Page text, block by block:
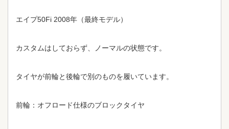
エイプ50Fi 2008年（最終モデル）
カスタムはしておらず、ノーマルの状態です。
タイヤが前輪と後輪で別のものを履いています。
前輪：オフロード仕様のブロックタイヤ